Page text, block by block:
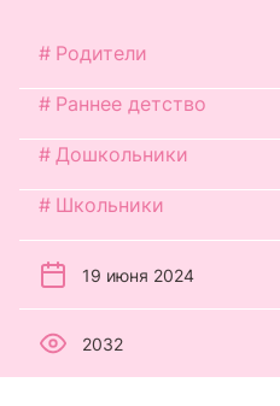
Родители
Раннее детство
Дошкольники
Школьники
19 июня 2024
2032